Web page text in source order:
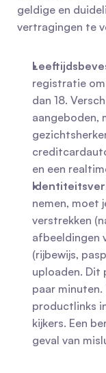
geldige en
vertragingen te
registratie
dan 18.
aangeboden,
en een
nemen, moet
verstrekken
afbeeldingen
(rijbewijs,
uploaden. Dit
paar
productlinks
kijkers. Een
geval van